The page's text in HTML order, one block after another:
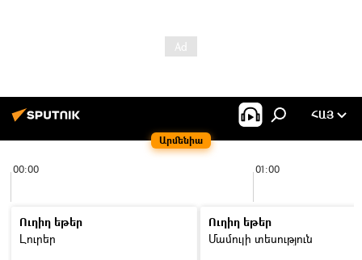
Արմենիա
ՀԱՅ
00:00 01:00
Ուղիղ եթեր
Լուրեր
Ուղիղ եթեր
Մամուլի տեսություն